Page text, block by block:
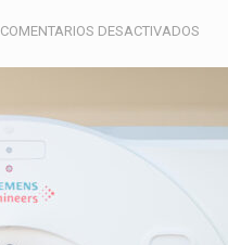
COMENTARIOS DESACTIVADOS
UN